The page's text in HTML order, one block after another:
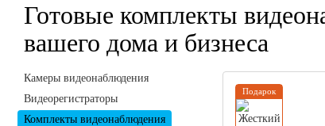
Готовые комплекты
вашего дома и бизнеса
Подарок
Камеры видеонаблюдения
Видеорегистраторы
Комплекты видеонаблюдения